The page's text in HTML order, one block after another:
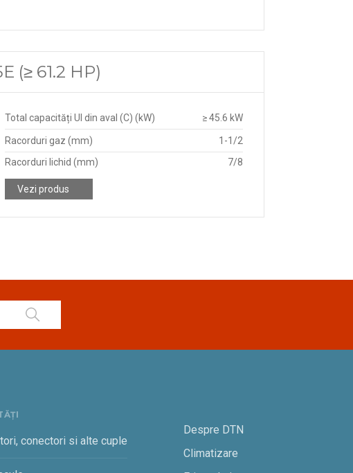
(≥ 61.2 HP)
Total capacități UI din aval (C) (kW) ≥ 45.6 kW
Racorduri gaz (mm)
1-1/2
Racorduri lichid (mm)
7/8
Vezi produs
conectori si alte cuple
Despre DTN
Climatizare